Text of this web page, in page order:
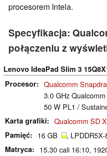
procesorem Intela.
Specyfikacja:
połączeniu z
Lenovo IdeaPad Slim 3
Procesor
Qualcomm
3.0 GHz
50 W PL1 /
Karta grafiki Qualcomm SD
Pamięć 16 GB ,
Matryca
15.30 cali 16:10,